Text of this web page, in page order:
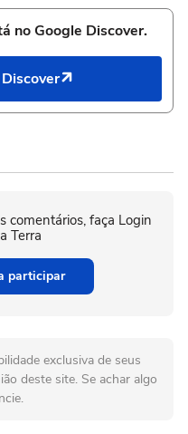
no Google Discover.
comentários, faça Login
Terra
participar
exclusiva de seus
deste site. Se achar algo